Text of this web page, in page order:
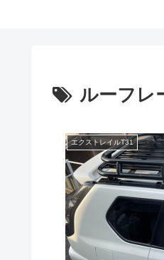
ルーフレ
エクストレイルT31